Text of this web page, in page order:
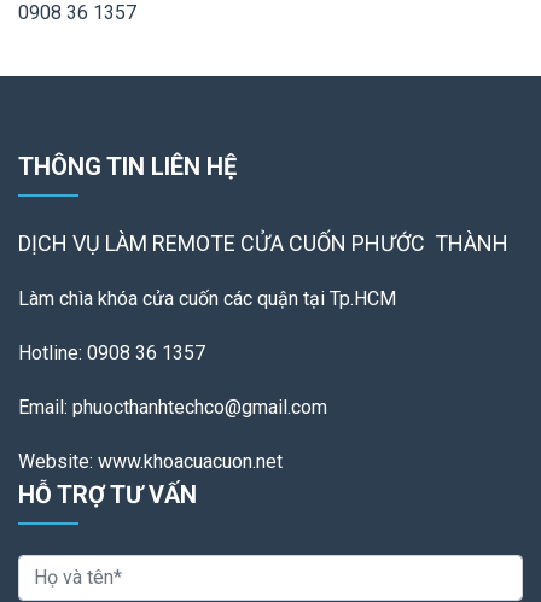
0908 36 1357
THÔNG TIN LIÊN HỆ
DỊCH VỤ LÀM REMOTE CỬA CUỐN PHƯỚC THÀNH
Làm chìa khóa cửa cuốn các quận tại Tp.HCM
Hotline: 0908 36 1357
Email: phuocthanhtechco@gmail.com
Website: www.khoacuacuon.net
HỖ TRỢ TƯ VẤN